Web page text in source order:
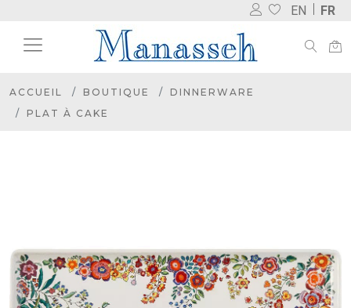
EN FR
ACCUEIL BOUTIQUE
DINNERWARE
PLAT À CAKE